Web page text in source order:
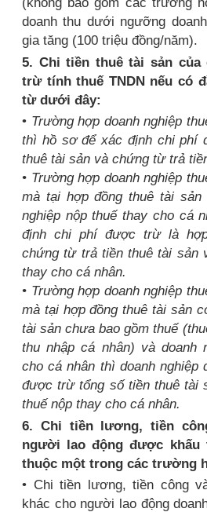
doanh thu dưới ngưỡng
gia tăng (100 triệu đồng/năm).
5. Chi tiền thuê tài sản của
trừ tính thuế TNDN nếu có
từ dưới đây:
• Trường hợp doanh nghiệp
thì hồ sơ để xác định chi phí
thuê tài sản và chứng từ trả
• Trường hợp doanh nghiệp
mà tại hợp đồng thuê tài sản
nghiệp nộp thuế thay cho cá
định chi phí được trừ là
chứng từ trả tiền thuê tài sản
thay cho cá nhân.
• Trường hợp doanh nghiệp
mà tại hợp đồng thuê tài sản
tài sản chưa bao gồm thuế
thu nhập cá nhân) và doanh
cho cá nhân thì doanh
được trừ tổng số tiền thuê tài
thuế nộp thay cho cá nhân.
6. Chi tiền lương, tiền
người lao động được khấu
thuộc một trong các trường
• Chi tiền lương, tiền công
khác cho người lao động